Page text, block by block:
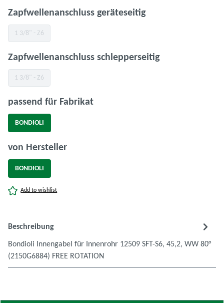
Zapfwellenanschluss geräteseitigauswählen
1 3/8" - Z6(Diese Option ist zurzeit nicht verfügbar.)
Zapfwellenanschluss schlepperseitigauswählen
1 3/8" - Z6(Diese Option ist zurzeit nicht verfügbar.)
passend für Fabrikatauswählen
BONDIOLI
von Herstellerauswählen
BONDIOLI
Add to wishlist
Beschreibung
Bondioli Innengabel für Innenrohr 12509 SFT-S6, 45,2, WW 80°
(2150G6884) FREE ROTATION